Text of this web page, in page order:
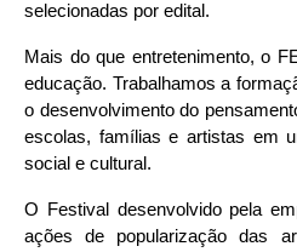
selecionadas por edital.
Mais do que entretenimento, o
educação. Trabalhamos a
o desenvolvimento do
escolas, famílias e artistas em
social e cultural.
O Festival desenvolvido pela
ações de popularização das